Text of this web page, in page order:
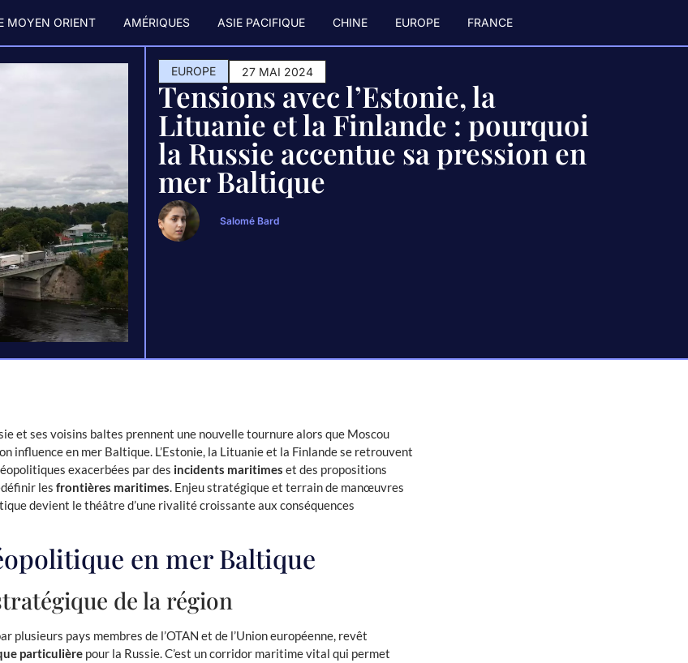
MOYEN ORIENT AMÉRIQUES ASIE PACIFIQUE CHINE EUROPE FRANCE
EUROPE 27 MAI 2024
Tensions avec l’Estonie, la
Lituanie et la Finlande : pourquoi
la Russie accentue sa pression en
mer Baltique
Salomé Bard
et ses voisins baltes prennent une nouvelle tournure alors que Moscou
influence en mer Baltique. L’Estonie, la Lituanie et la Finlande se retrouvent
exacerbées par des incidents maritimes et des propositions
les frontières maritimes. Enjeu stratégique et terrain de manœuvres
devient le théâtre d’une rivalité croissante aux conséquences
en mer Baltique
de la région
plusieurs pays membres de l’OTAN et de l’Union européenne, revêt
particulière pour la Russie. C’est un corridor maritime vital qui permet